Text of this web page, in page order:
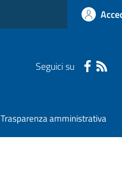
Seguici su
Trasparenza amministrativa